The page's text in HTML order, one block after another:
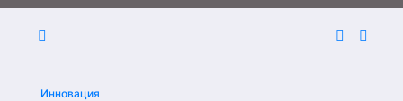
Инновация